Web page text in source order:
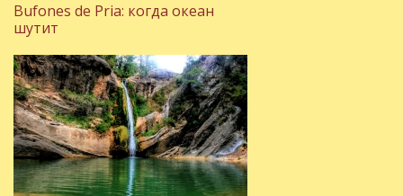
Bufones de Pria: когда океан
шутит